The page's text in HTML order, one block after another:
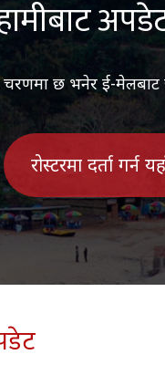
छ भनेर ई-मेलबाट
रोस्टरमा दर्ता गर्न